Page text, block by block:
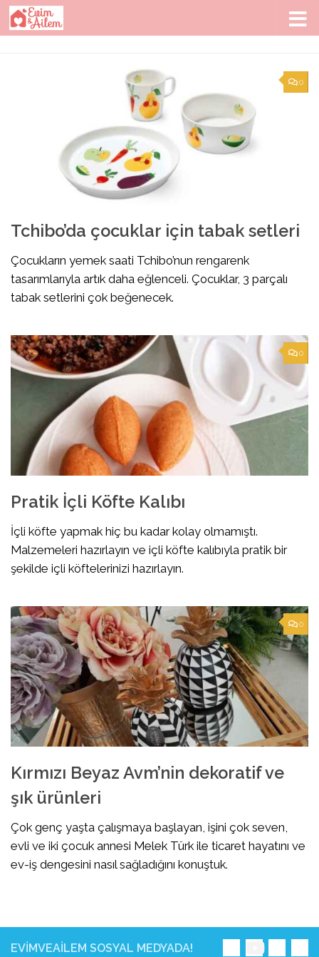
Skip to content
0
Tchibo’da çocuklar için tabak setleri
Çocukların yemek saati Tchibo’nun rengarenk
tasarımlarıyla artık daha eğlenceli. Çocuklar, 3 parçalı
tabak setlerini çok beğenecek.
0
Pratik İçli Köfte Kalıbı
İçli köfte yapmak hiç bu kadar kolay olmamıştı.
Malzemeleri hazırlayın ve içli köfte kalıbıyla pratik bir
şekilde içli köftelerinizi hazırlayın.
0
Kırmızı Beyaz Avm’nin dekoratif ve
şık ürünleri
Çok genç yaşta çalışmaya başlayan, işini çok seven,
evli ve iki çocuk annesi Melek Türk ile ticaret hayatını ve
ev-iş dengesini nasıl sağladığını konuştuk.
EVIMVEAILEM SOSYAL MEDYADA!